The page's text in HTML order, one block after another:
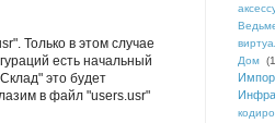
Только в этом случае
есть начальный
это будет
в файл "users.usr"
Дом